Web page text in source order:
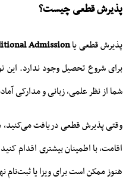
پذیرش قطعی چیست؟
پذیرش قطعی یاAdmission
برای شروع تحصیل وجود ندارد.
شما از نظر علمی، زبانی و مدارکی
وقتی پذیرش قطعی دریافت می‌کنید،
اقامت، با اطمینان بیشتری اقدام
هنوز ممکن است برای ویزا یا ثبت‌نام